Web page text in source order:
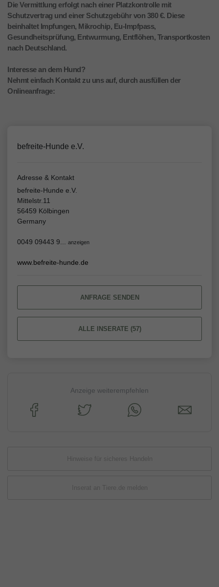
Die Vermittlung erfolgt nach einer Platzkontrolle mit
Schutzvertrag und einer Schutzgebühr von 380 €. Diese
beinhaltet Impfungen, Mikrochip, Eu-Impfpass,
Gesundheitsprüfung, Entwurmung, Entflöhen, Transportkosten
nach Deutschland.
Interesse an dem Hund?
Nehmt einfach Kontakt zu uns auf, durch ausfüllen der
Onlineanfrage:
befreite-Hunde e.V.
Adresse & Kontakt
befreite-Hunde e.V.
Mittelstr.11
56459 Kölbingen
Germany
0049 09443 9... anzeigen
www.befreite-hunde.de
ANFRAGE SENDEN
ALLE INSERATE (57)
Anzeige weiterempfehlen
Hinweise für sicheres Handeln
Inserat an Tiere.de melden